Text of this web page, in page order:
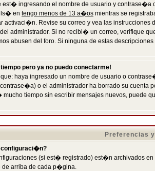
est� ingresando el nombre de usuario y
en tengo menos de 13 a�os mientras se
activaci�n. Revise su correo y vea las
administrador. Si no recibi� un correo, verifique
abusen del foro. Si ninguna de estas
pero ya no puedo conectarme!
haya ingresado un nombre de usuario o
o el administrador ha borrado su
mucho tiempo sin escribir mensajes nuevos, puede
Preferencias
(si est� registrado) est�n archivados
de arriba de cada p�gina.